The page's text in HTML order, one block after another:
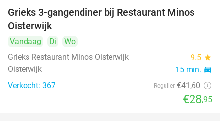
30%
Grieks 3-gangendiner bij Restaurant Minos
Oisterwijk
Vandaag Di
Wo
Grieks Restaurant Minos Oisterwijk
9.5 star
Oisterwijk 15 min. directions_car
Verkocht: 367 Regulier €41,60
€28,95